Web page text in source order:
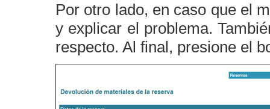
Por otro lado, en caso que el
y explicar el problema.
respecto. Al final, presione el